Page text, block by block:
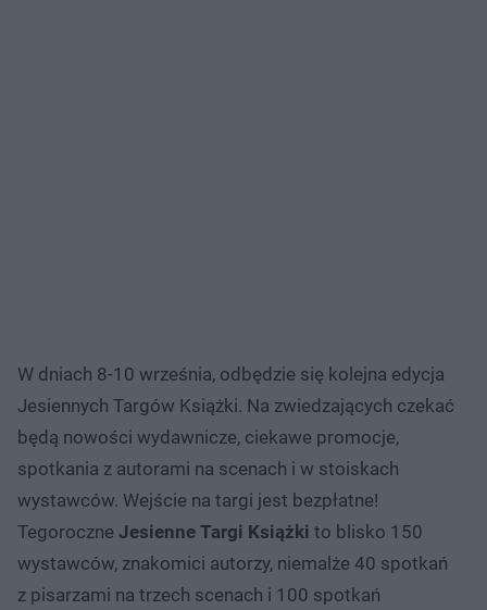
W dniach 8-10 września, odbędzie się kolejna edycja
Jesiennych Targów Książki. Na zwiedzających czekać
będą nowości wydawnicze, ciekawe promocje,
spotkania z autorami na scenach i w stoiskach
wystawców. Wejście na targi jest bezpłatne!
Tegoroczne Jesienne Targi Książki to blisko 150
wystawców, znakomici autorzy, niemalże 40 spotkań
z pisarzami na trzech scenach i 100 spotkań